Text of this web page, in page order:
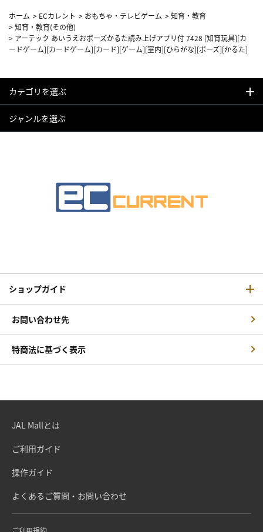
ホーム > ECカレント > おもちゃ・テレビゲーム >知育・教育
>知育・教育(その他)
> アーテック あいうえおポーズかるた読み上げアプリ付 7428 [知育玩具][カ
ードゲーム][カードゲーム][カード][ゲーム][室内][ひらがな][ポーズ][かるた]
カテゴリを選ぶ
ジャンルを選ぶ
ショップガイド
お問い合わせ先
特商法に基づく表示
JAL Mallとは
ご利用ガイド
操作ガイド
よくあるご質問・お問い合わせ